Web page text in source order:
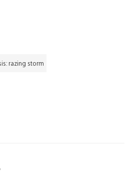
razing storm